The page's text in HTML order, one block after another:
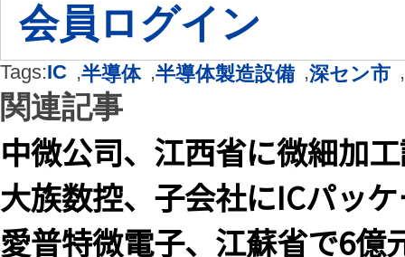
会員ログイン
Tags:IC ,半導体 ,半導体製造設備 ,深セン市 ,
関連記事
中微公司、江西省に微細加
大族数控、子会社にICパッ
愛普特微電子、江蘇省で6億